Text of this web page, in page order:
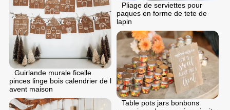
Pliage de serviettes pour
paques en forme de tete de
lapin
Guirlande murale ficelle
pinces linge bois calendrier de l
avent maison
Table pots jars bonbons